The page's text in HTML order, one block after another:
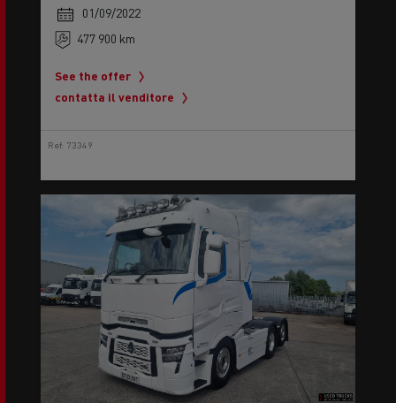
01/09/2022
477 900 km
See the offer
contatta il venditore
Ref: 73349